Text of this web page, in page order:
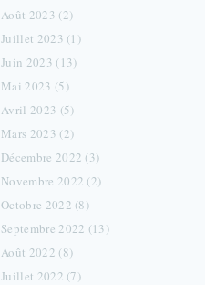
Août 2023 (2)
Juillet 2023 (1)
Juin 2023 (13)
Mai 2023 (5)
Avril 2023 (5)
Mars 2023 (2)
Décembre 2022 (3)
Novembre 2022 (2)
Octobre 2022 (8)
Septembre 2022 (13)
Août 2022 (8)
Juillet 2022 (7)